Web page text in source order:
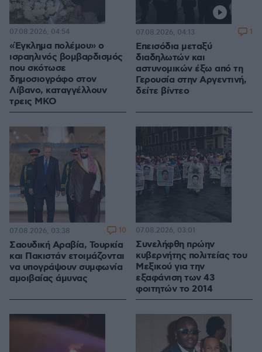
«Έγκλημα πολέμου» ο
ισραηλινός βομβαρδισμός
που σκότωσε
δημοσιογράφο στον
Λίβανο, καταγγέλλουν
τρεις ΜΚΟ
07.08.2026, 04:54
Επεισόδια μεταξύ
διαδηλωτών και
αστυνομικών έξω από τη
Γερουσία στην Αργεντινή,
δείτε βίντεο
07.08.2026, 04:13 1
Σαουδική Αραβία, Τουρκία
και Πακιστάν ετοιμάζονται
να υπογράψουν συμφωνία
αμοιβαίας άμυνας
07.08.2026, 03:38 10
Συνελήφθη πρώην
κυβερνήτης πολιτείας του
Μεξικού για την
εξαφάνιση των 43
φοιτητών το 2014
07.08.2026, 03:01